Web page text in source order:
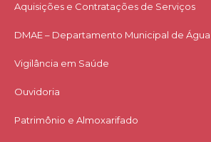
Aquisições e Contratações de Serviços​
DMAE – Departamento Municipal de
Vigilância em Saúde
Ouvidoria
Patrimônio e Almoxarifado